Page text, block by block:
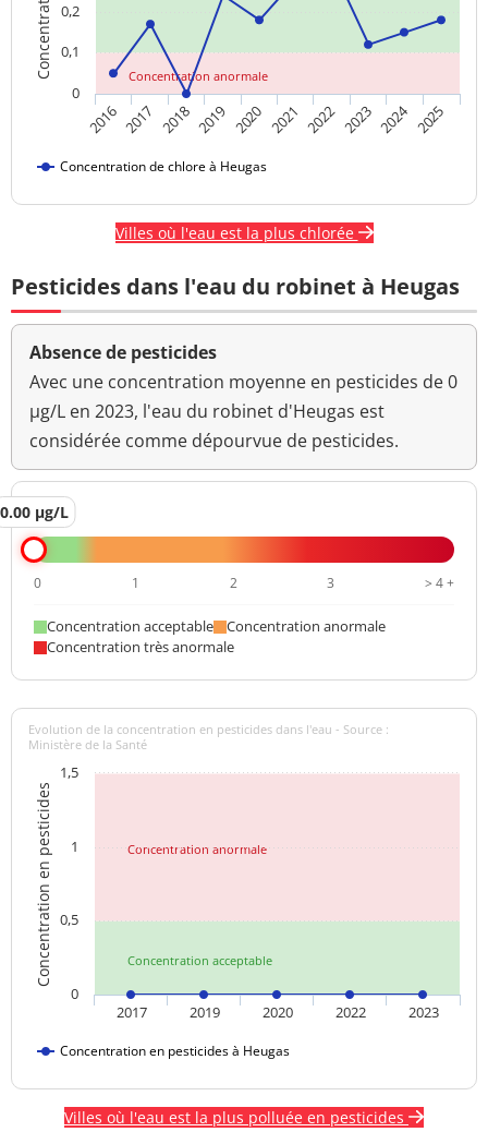
Concentration anormale
Concentration de chlore à Heugas
2016 2017 2018 2019 2020 2021 2022 2023 2024 2025
0
0,1
0,2
Villes où l'eau est la plus chlorée
Pesticides dans l'eau du robinet à Heugas
Absence de pesticides
Avec une concentration moyenne en pesticides de 0
µg/L en 2023, l'eau du robinet d'Heugas est
considérée comme dépourvue de pesticides.
0.00 µg/L
0 1 2 3 > 4 +
Concentration acceptable
Concentration anormale
Concentration très anormale
Concentration acceptable
Concentration anormale
Concentration en pesticides
Evolution de la concentration en pesticides dans l'eau - Source :
Ministère de la Santé
Concentration en pesticides à Heugas
2017 2019 2020 2022 2023
0
0,5
1
1,5
Villes où l'eau est la plus polluée en pesticides